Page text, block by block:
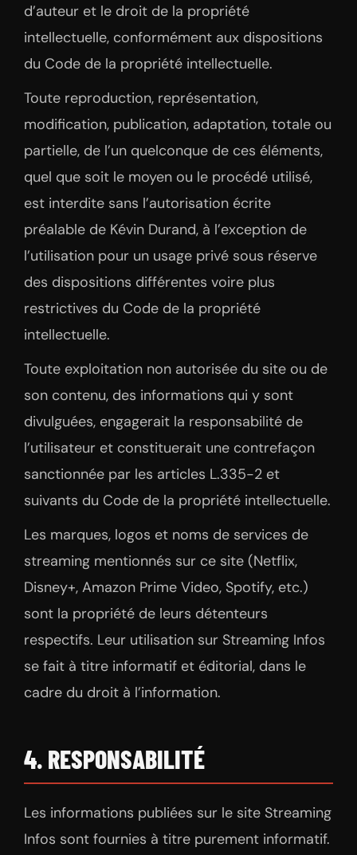
d’auteur et le droit de la propriété
intellectuelle, conformément aux dispositions
du Code de la propriété intellectuelle.
Toute reproduction, représentation,
modification, publication, adaptation, totale ou
partielle, de l’un quelconque de ces éléments,
quel que soit le moyen ou le procédé utilisé,
est interdite sans l’autorisation écrite
préalable de Kévin Durand, à l’exception de
l’utilisation pour un usage privé sous réserve
des dispositions différentes voire plus
restrictives du Code de la propriété
intellectuelle.
Toute exploitation non autorisée du site ou de
son contenu, des informations qui y sont
divulguées, engagerait la responsabilité de
l’utilisateur et constituerait une contrefaçon
sanctionnée par les articles L.335-2 et
suivants du Code de la propriété intellectuelle.
Les marques, logos et noms de services de
streaming mentionnés sur ce site (Netflix,
Disney+, Amazon Prime Video, Spotify, etc.)
sont la propriété de leurs détenteurs
respectifs. Leur utilisation sur Streaming Infos
se fait à titre informatif et éditorial, dans le
cadre du droit à l’information.
4. RESPONSABILITÉ
Les informations publiées sur le site Streaming
Infos sont fournies à titre purement informatif.